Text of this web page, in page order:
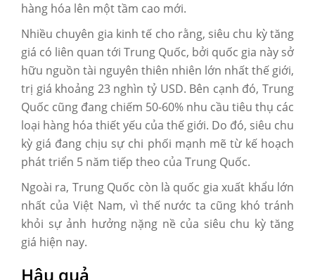
hàng hóa lên một tầm cao mới.
Nhiều chuyên gia kinh tế cho rằng, siêu chu kỳ tăng
giá có liên quan tới Trung Quốc, bởi quốc gia này sở
hữu nguồn tài nguyên thiên nhiên lớn nhất thế giới,
trị giá khoảng 23 nghìn tỷ USD. Bên cạnh đó, Trung
Quốc cũng đang chiếm 50-60% nhu cầu tiêu thụ các
loại hàng hóa thiết yếu của thế giới. Do đó, siêu chu
kỳ giá đang chịu sự chi phối mạnh mẽ từ kế hoạch
phát triển 5 năm tiếp theo của Trung Quốc.
Ngoài ra, Trung Quốc còn là quốc gia xuất khẩu lớn
nhất của Việt Nam, vì thế nước ta cũng khó tránh
khỏi sự ảnh hưởng nặng nề của siêu chu kỳ tăng
giá hiện nay.
Hậu quả